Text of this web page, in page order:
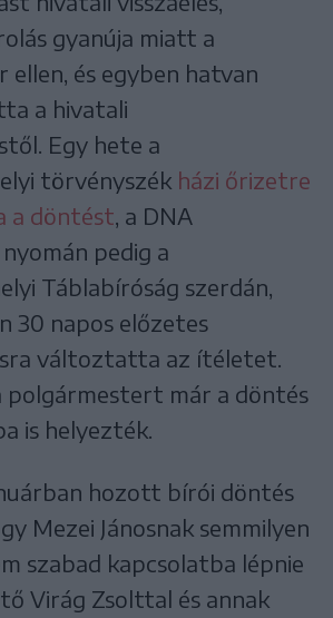
gyanúja miatt a
ellen, és egyben hatvan
a hivatali
Egy hete a
törvényszék házi őrizetre
a döntést , a DNA
pedig a
Táblabíróság szerdán,
30 napos előzetes
változtatta az ítéletet.
polgármestert már a döntés
is helyezték.
hozott bírói döntés
Mezei Jánosnak semmilyen
szabad kapcsolatba lépnie
Virág Zsolttal és annak